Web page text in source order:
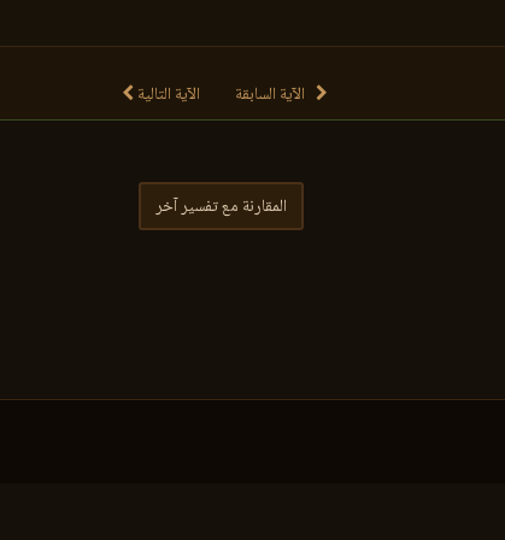
الآية السابقة الآية التالية
المقارنة مع تفسير آخر